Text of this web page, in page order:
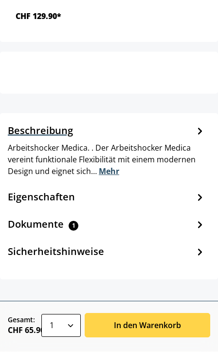
CHF 129.90*
Beschreibung
Arbeitshocker Medica. . Der Arbeitshocker Medica
vereint funktionale Flexibilität mit einem modernen
Design und eignet sich… Mehr
Eigenschaften
Dokumente 1
Sicherheitshinweise
Gesamt:
CHF 65.90 In den Warenkorb